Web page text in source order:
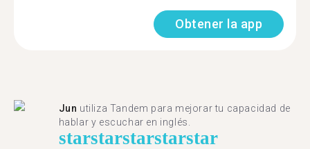
Obtener la app
Jun utiliza Tandem para mejorar tu capacidad de
hablar y escuchar en inglés.
starstarstarstarstar